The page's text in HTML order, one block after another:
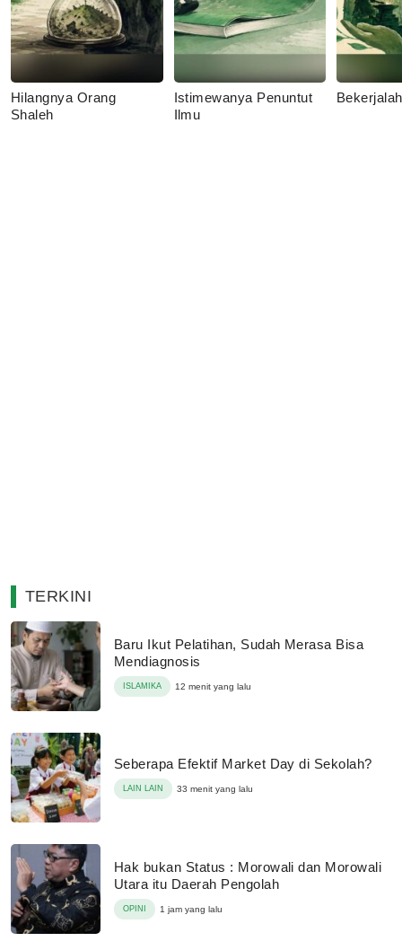
Hilangnya Orang
Shaleh
Istimewanya Penuntut
Ilmu
Bekerjalah
TERKINI
Baru Ikut Pelatihan, Sudah Merasa Bisa
Mendiagnosis
ISLAMIKA 12 menit yang lalu
Seberapa Efektif Market Day di Sekolah?
LAIN LAIN 33 menit yang lalu
Hak bukan Status : Morowali dan Morowali
Utara itu Daerah Pengolah
OPINI 1 jam yang lalu